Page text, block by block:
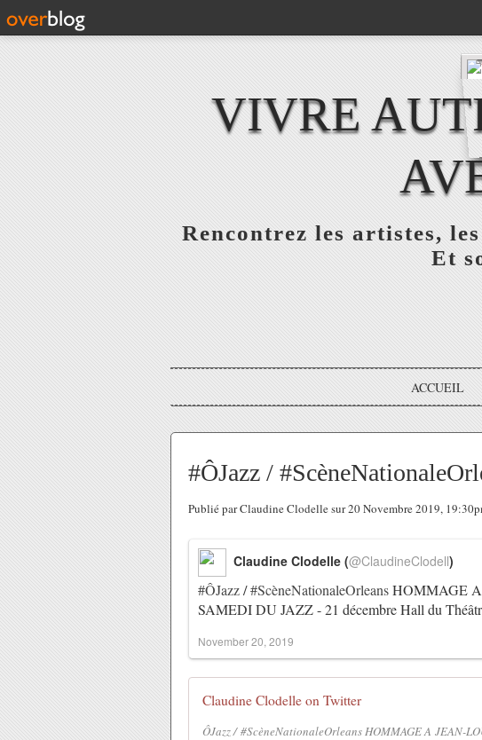
VIVRE
Rencontrez les artistes,
Et
ACCUEIL
#ÔJazz /
Publié par Claudine Clodelle sur 20 Novembre 2019,
#ÔJazz/#ScèneNationaleOrleansHOMMAGE
SAMEDI DU JAZZ - 21 décembre Hall du
Claudine Clodelle (@ClaudineClodell)
November 20, 2019
Claudine Clodelle on Twitter
ÔJazz / #ScèneNationaleOrleans HOMMAGE A JEAN-